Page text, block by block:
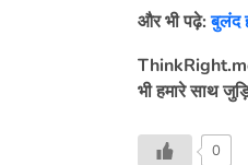
और भी पढ़े:बुलंद
भी हमारे साथ
0